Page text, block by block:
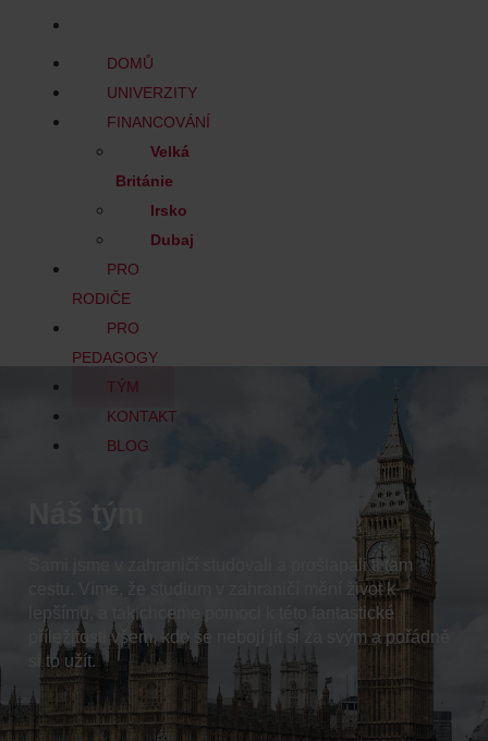
DOMŮ
UNIVERZITY
FINANCOVÁNÍ
Velká
Británie
Irsko
Dubaj
PRO
RODIČE
PRO
PEDAGOGY
TÝM
KONTAKT
BLOG
Náš tým
Sami jsme v zahraničí studovali a prošlapali ti tam
cestu. Víme, že studium v zahraničí mění život k
lepšímu, a tak chceme pomoci k této fantastické
příležitosti všem, kdo se nebojí jít si za svým a pořádně
si to užít.